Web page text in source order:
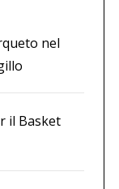
nel
il Basket